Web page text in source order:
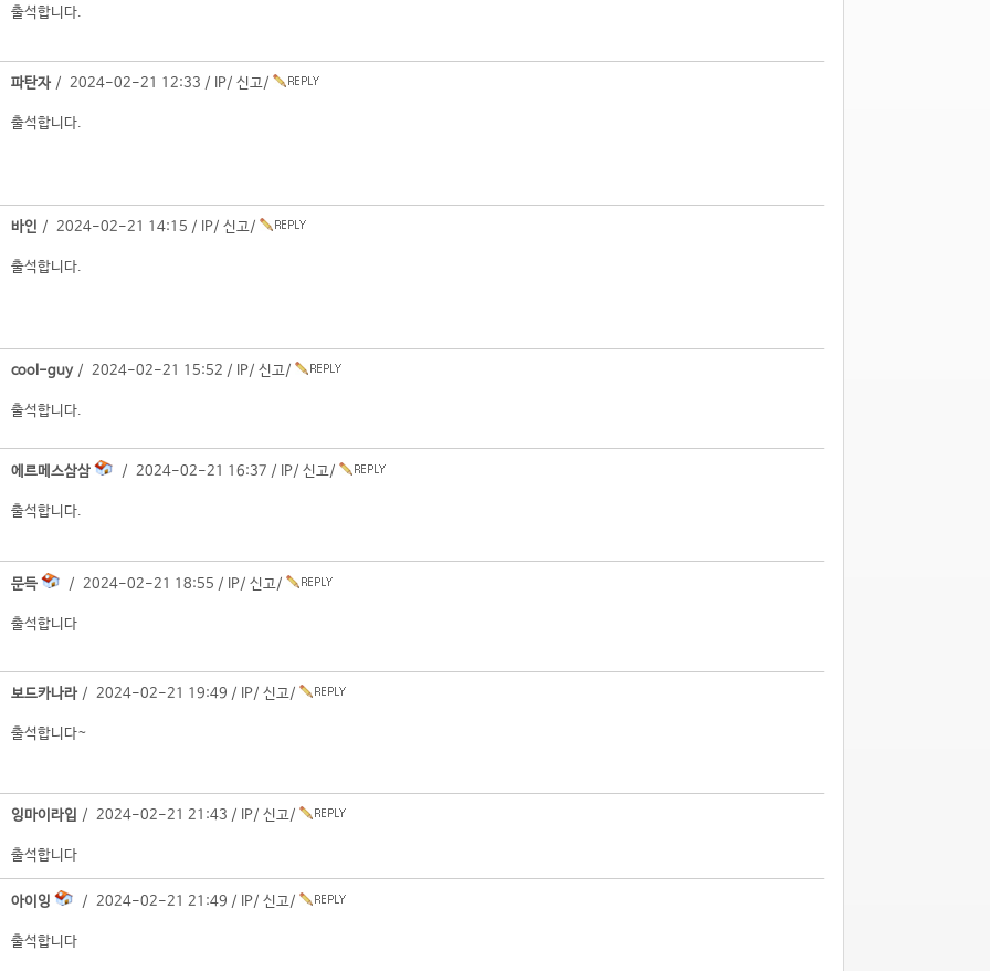
출석합니다.
파탄자 / 2024-02-21 12:33 / IP/ 신고/
출석합니다.
바인 / 2024-02-21 14:15 / IP/ 신고/
출석합니다.
cool-guy/ 2024-02-21 15:52 / IP/ 신고/
출석합니다.
에르메스삼삼 / 2024-02-21 16:37 / IP/ 신고/
출석합니다.
문득 / 2024-02-21 18:55 / IP/ 신고/
출석합니다
보드카나라 / 2024-02-21 19:49 / IP/ 신고/
출석합니다~
잉마이라입 / 2024-02-21 21:43 / IP/ 신고/
출석합니다
아이잉 / 2024-02-21 21:49 / IP/ 신고/
출석합니다